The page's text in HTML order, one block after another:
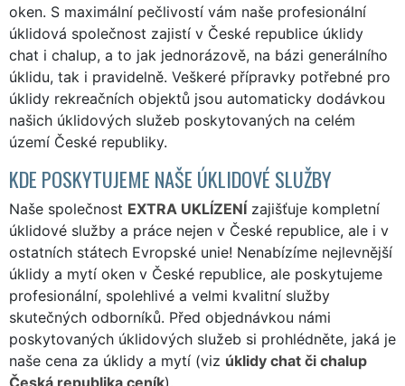
oken. S maximální pečlivostí vám naše profesionální
úklidová společnost zajistí v České republice úklidy
chat i chalup, a to jak jednorázově, na bázi generálního
úklidu, tak i pravidelně. Veškeré přípravky potřebné pro
úklidy rekreačních objektů jsou automaticky dodávkou
našich úklidových služeb poskytovaných na celém
území České republiky.
KDE POSKYTUJEME NAŠE ÚKLIDOVÉ SLUŽBY
Naše společnost EXTRA UKLÍZENÍ zajišťuje kompletní
úklidové služby a práce nejen v České republice, ale i v
ostatních státech Evropské unie! Nenabízíme nejlevnější
úklidy a mytí oken v České republice, ale poskytujeme
profesionální, spolehlivé a velmi kvalitní služby
skutečných odborníků. Před objednávkou námi
poskytovaných úklidových služeb si prohlédněte, jaká je
naše cena za úklidy a mytí (viz úklidy chat či chalup
Česká republika ceník).